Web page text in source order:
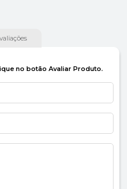
no botão Avaliar Produto.